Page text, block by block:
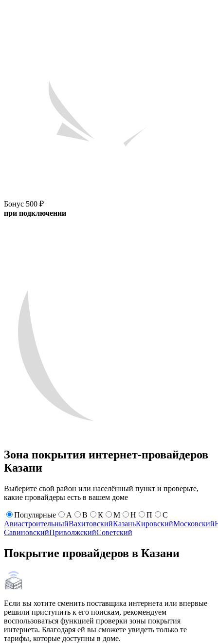
Бонус 500 ₽
при подключении
Зона покрытия интернет-провайдеров
Казани
Выберите свой район или населённый пункт и проверьте,
какие провайдеры есть в вашем доме
Популярные А В К М Н П
С
АвиастроительныйВахитовскийКазаньКировскийМосковский
СавиновскийПриволжскийСоветский
Покрытие провайдеров в Казани
Если вы хотите сменить поставщика интернета или впервые
решили приступить к его поискам, рекомендуем
воспользоваться функцией проверки зоны покрытия
интернета. Благодаря ей вы сможете увидеть только те
тарифы, которые доступны в доме.